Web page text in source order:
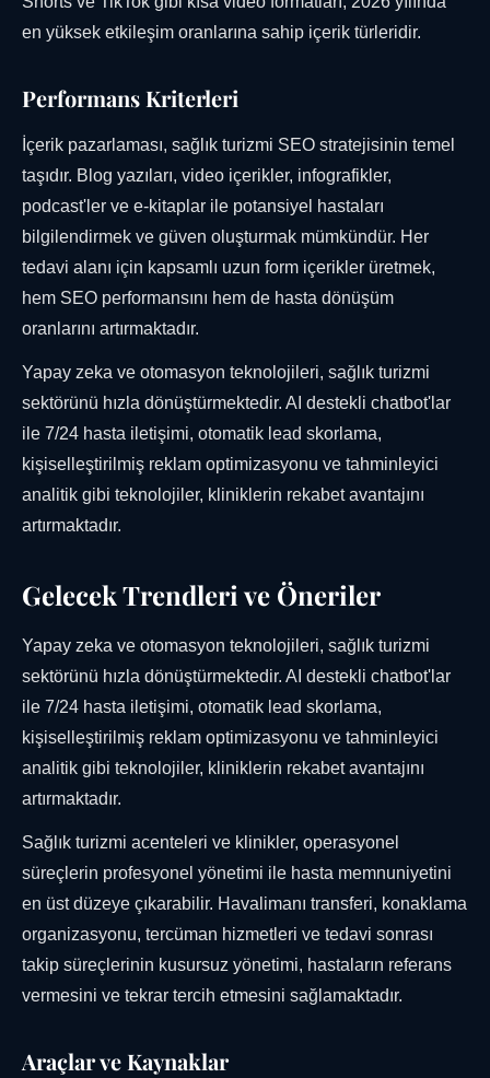
en yüksek etkileşim oranlarına sahip içerik türleridir.
Performans Kriterleri
İçerik pazarlaması, sağlık turizmi SEO stratejisinin temel
taşıdır. Blog yazıları, video içerikler, infografikler,
podcast'ler ve e-kitaplar ile potansiyel hastaları
bilgilendirmek ve güven oluşturmak mümkündür. Her
tedavi alanı için kapsamlı uzun form içerikler üretmek,
hem SEO performansını hem de hasta dönüşüm
oranlarını artırmaktadır.
Yapay zeka ve otomasyon teknolojileri, sağlık turizmi
sektörünü hızla dönüştürmektedir. AI destekli chatbot'lar
ile 7/24 hasta iletişimi, otomatik lead skorlama,
kişiselleştirilmiş reklam optimizasyonu ve tahminleyici
analitik gibi teknolojiler, kliniklerin rekabet avantajını
artırmaktadır.
Gelecek Trendleri ve Öneriler
Yapay zeka ve otomasyon teknolojileri, sağlık turizmi
sektörünü hızla dönüştürmektedir. AI destekli chatbot'lar
ile 7/24 hasta iletişimi, otomatik lead skorlama,
kişiselleştirilmiş reklam optimizasyonu ve tahminleyici
analitik gibi teknolojiler, kliniklerin rekabet avantajını
artırmaktadır.
Sağlık turizmi acenteleri ve klinikler, operasyonel
süreçlerin profesyonel yönetimi ile hasta memnuniyetini
en üst düzeye çıkarabilir. Havalimanı transferi, konaklama
organizasyonu, tercüman hizmetleri ve tedavi sonrası
takip süreçlerinin kusursuz yönetimi, hastaların referans
vermesini ve tekrar tercih etmesini sağlamaktadır.
Araçlar ve Kaynaklar